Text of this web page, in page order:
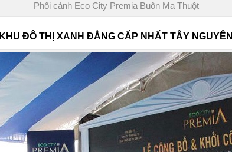
Phối cảnh Eco City Premia Buôn Ma Thuột
KHU ĐÔ THỊ XANH ĐẲNG CẤP NHẤT TÂY NGUYÊN